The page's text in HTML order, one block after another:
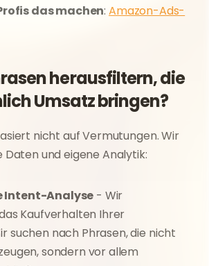
das machen: Amazon-Ads-
herausfiltern, die
Umsatz bringen?
nicht auf Vermutungen. Wir
und eigene Analytik:
Intent-Analyse - Wir
Kaufverhalten Ihrer
suchen nach Phrasen, die nicht
sondern vor allem